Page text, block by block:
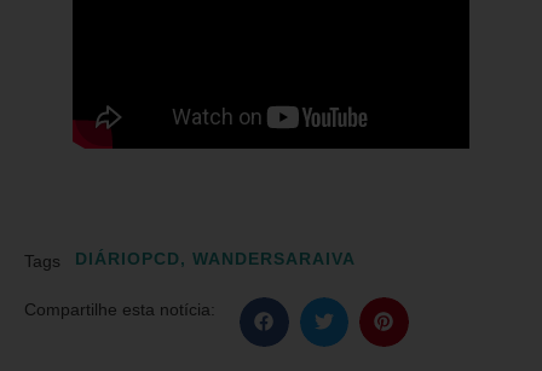
Tags DIÁRIOPCD, WANDERSARAIVA
Compartilhe esta notícia: